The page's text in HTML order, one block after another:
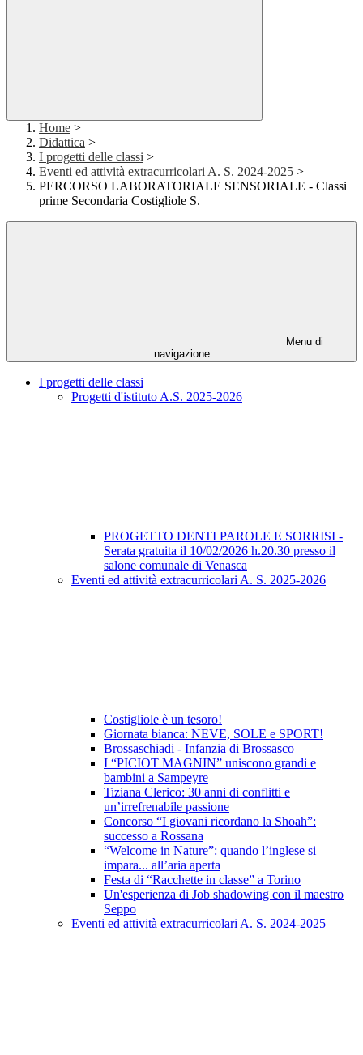
Home >
Didattica >
I progetti delle classi >
Eventi ed attività extracurricolari A. S. 2024-2025 >
PERCORSO LABORATORIALE SENSORIALE - Classi
prime Secondaria Costigliole S.
Menu di
navigazione
I progetti delle classi
Progetti d'istituto A.S. 2025-2026
PROGETTO DENTI PAROLE E SORRISI -
Serata gratuita il 10/02/2026 h.20.30 presso il
salone comunale di Venasca
Eventi ed attività extracurricolari A. S. 2025-2026
Costigliole è un tesoro!
Giornata bianca: NEVE, SOLE e SPORT!
Brossaschiadi - Infanzia di Brossasco
I “PICIOT MAGNIN” uniscono grandi e
bambini a Sampeyre
Tiziana Clerico: 30 anni di conflitti e
un’irrefrenabile passione
Concorso “I giovani ricordano la Shoah”:
successo a Rossana
“Welcome in Nature”: quando l’inglese si
impara... all’aria aperta
Festa di “Racchette in classe” a Torino
Un'esperienza di Job shadowing con il maestro
Seppo
Eventi ed attività extracurricolari A. S. 2024-2025